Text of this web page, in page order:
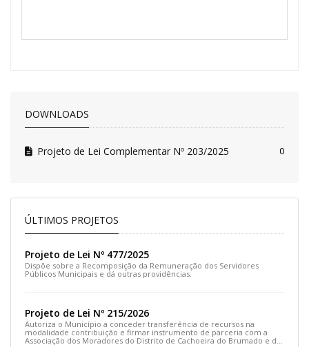
DOWNLOADS
Projeto de Lei Complementar Nº 203/2025 0
ÚLTIMOS PROJETOS
Projeto de Lei Nº 477/2025
Dispõe sobre a Recomposição da Remuneração dos Servidores
Públicos Municipais e dá outras providências.
Projeto de Lei Nº 215/2026
Autoriza o Município a conceder transferência de recursos na
modalidade contribuição e firmar instrumento de parceria com a
Associação dos Moradores do Distrito de Cachoeira do Brumado e dá